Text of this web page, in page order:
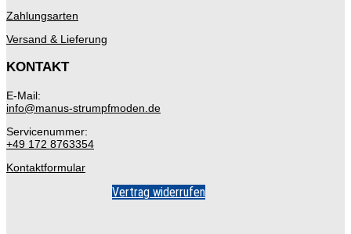
Zahlungsarten
Versand & Lieferung
KONTAKT
E-Mail:
info@manus-strumpfmoden.de
Servicenummer:
+49 172 8763354
Kontaktformular
Vertrag widerrufen